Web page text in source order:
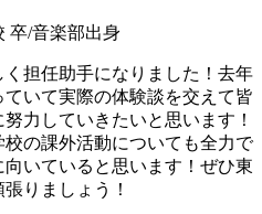
卒/音楽部出身
担任助手になりました！去年
いて実際の体験談を交えて皆
力していきたいと思います！
の課外活動についても全力で
いていると思います！ぜひ東
りましょう！